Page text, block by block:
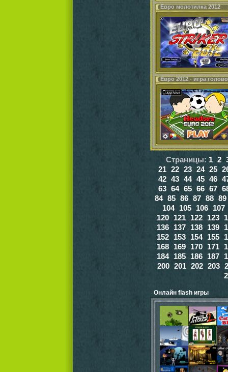
Евро молотилка 2012
Евро 2012 - игра
Страницы: 1 2
21 22 23 24 25
42 43 44 45 46
63 64 65 66 67
84 85 86 87 88 89
104 105 106 107
120 121 122 123
136 137 138 139
152 153 154 155
168 169 170 171
184 185 186 187
200 201 202 203
Онлайн flash игры